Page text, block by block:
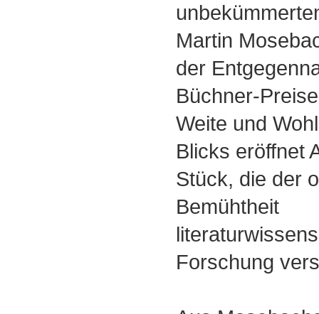
Martin
der
Büchner-
Weite und
Blicks eröffnet
Stück, die der
Bemühtheit
Forschung